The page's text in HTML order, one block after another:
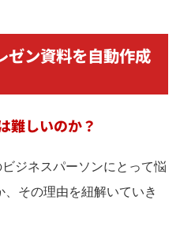
ゼン資料を自動作成
難しいのか？
ジネスパーソンにとって悩
その理由を紐解いていき